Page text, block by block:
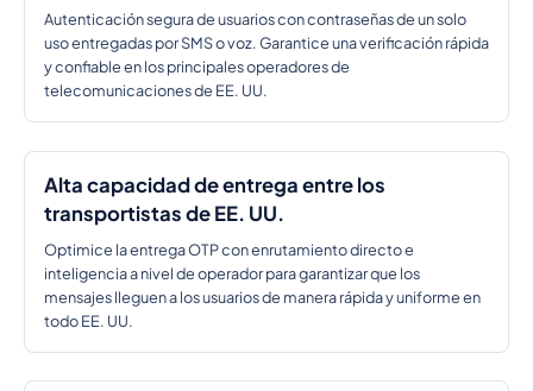
Autenticación segura de usuarios con contraseñas de un solo
uso entregadas por SMS o voz. Garantice una verificación rápida
y confiable en los principales operadores de
telecomunicaciones de EE. UU.
Alta capacidad de entrega entre los
transportistas de EE. UU.
Optimice la entrega OTP con enrutamiento directo e
inteligencia a nivel de operador para garantizar que los
mensajes lleguen a los usuarios de manera rápida y uniforme en
todo EE. UU.